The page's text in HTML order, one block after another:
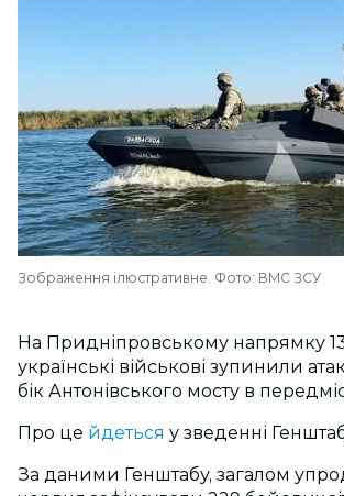
Зображення ілюстративне. Фото: ВМС ЗСУ
На Придніпровському напрямку
українські військові зупинили
бік Антонівського мосту в
Про це йдеться у зведенні
За даними Генштабу, загалом